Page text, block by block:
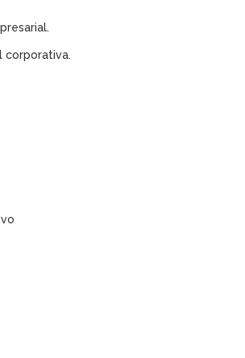
corporativa.